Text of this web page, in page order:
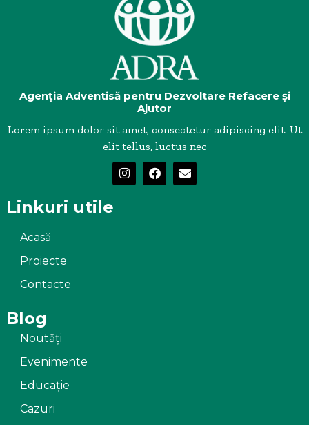
Agenția Adventisă pentru Dezvoltare Refacere și
Ajutor
Lorem ipsum dolor sit amet, consectetur adipiscing elit. Ut
elit tellus, luctus nec
Linkuri utile
Acasă
Proiecte
Contacte
Blog
Noutăți
Evenimente
Educație
Cazuri